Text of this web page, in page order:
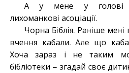
А у мене у голові
лихоманкові асоціації.
Чорна Біблія. Раніше
вчення кабали. Але що
Хоча зараз і не таким
бібліотеки – згадай своє